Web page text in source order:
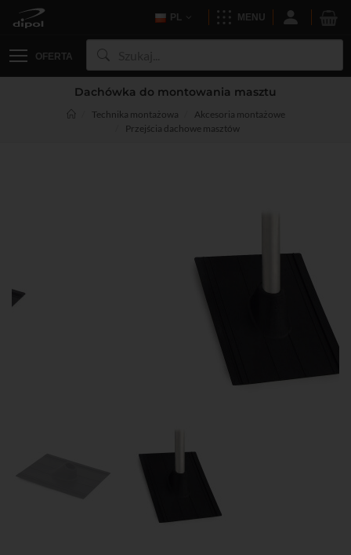
PL MENU
OFERTA
Dachówka do montowania masztu
Technika montażowa
Akcesoria montażowe
Przejścia dachowe masztów